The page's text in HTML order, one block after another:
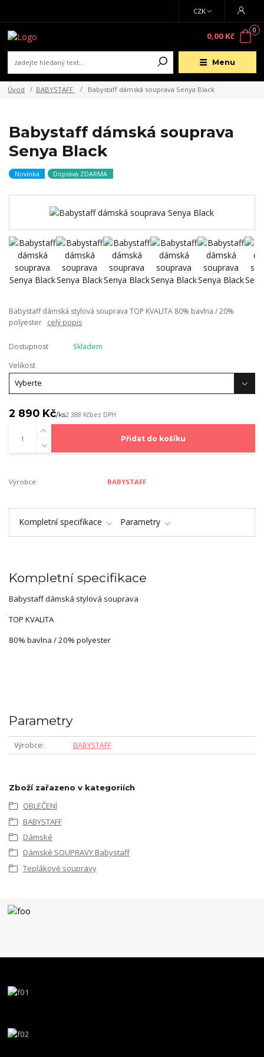
Menu
CZK
0
0,00 Kč
Úvod BABYSTAFF Babystaff dámská souprava Senya Black
Babystaff dámská souprava
Senya Black
Novinka Doprava ZDARMA
Babystaff dámská stylová souprava TOP KVALITA 80% bavlna / 20%
polyester celý popis
Dostupnost
Skladem
Velikost
2 890 Kč/ks2 388 Kčbez DPH
Přidat do košíku
Výrobce: BABYSTAFF
Kompletní specifikace Parametry
Kompletní specifikace
Babystaff dámská stylová souprava
TOP KVALITA
80% bavlna / 20% polyester
Parametry
Výrobce BABYSTAFF
Zboží zařazeno v kategoriích
OBLEČENÍ
BABYSTAFF
Dámské
Dámské SOUPRAVY Babystaff
Teplákové soupravy